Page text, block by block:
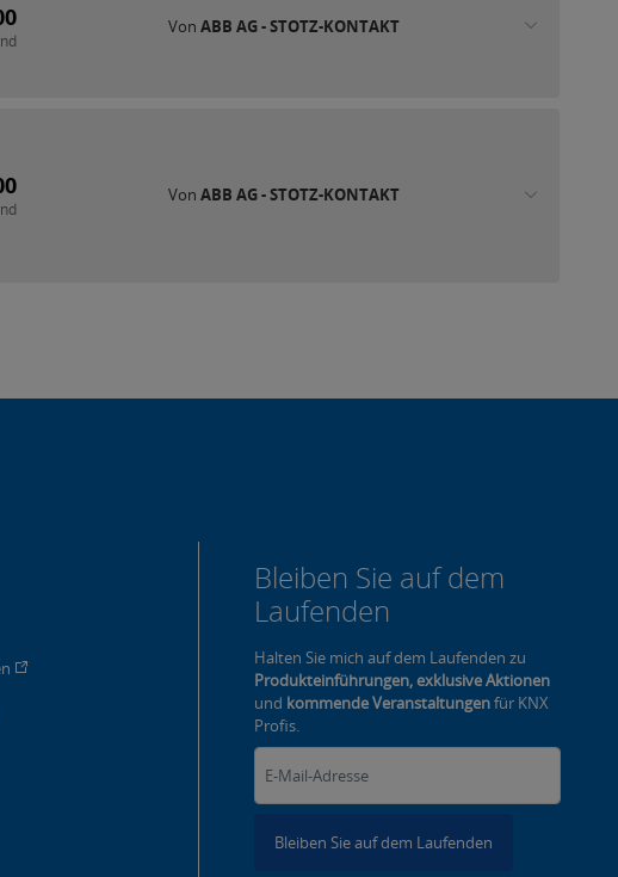
VonABB AG - STOTZ-KONTAKT
VonABB AG - STOTZ-KONTAKT
Bleiben Sie auf dem
Laufenden
Halten Sie mich auf dem Laufenden zu
Produkteinführungen, exklusive Aktionen
und kommende Veranstaltungenfür KNX
Profis.
Bleiben Sie auf dem Laufenden